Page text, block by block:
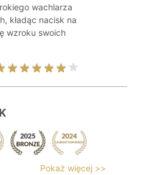
wachlarza
kładąc nacisk na
wzroku swoich
Pokaż więcej >>